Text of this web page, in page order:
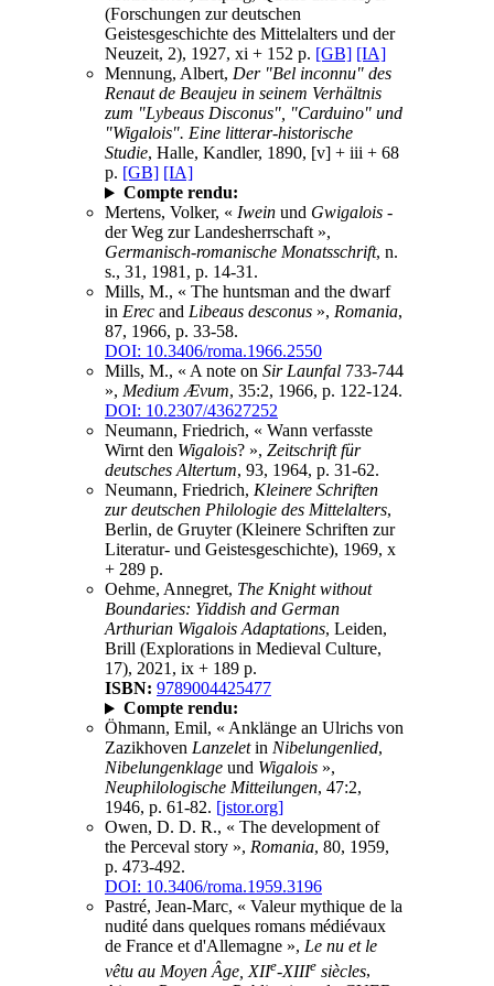
(Forschungen zur deutschen
Geistesgeschichte des Mittelalters und der
Neuzeit, 2), 1927, xi + 152 p. [GB] [IA]
Mennung, Albert, Der "Bel inconnu" des
Renaut de Beaujeu in seinem Verhältnis
zum "Lybeaus Disconus", "Carduino" und
"Wigalois". Eine litterar-historische
Studie, Halle, Kandler, 1890, [v] + iii + 68
p. [GB] [IA]
Compte rendu:
Mertens, Volker, « Iwein und Gwigalois -
der Weg zur Landesherrschaft »,
Germanisch-romanische Monatsschrift, n.
s., 31, 1981, p. 14-31.
Mills, M., « The huntsman and the dwarf
in Erec and Libeaus desconus », Romania,
87, 1966, p. 33-58.
DOI: 10.3406/roma.1966.2550
Mills, M., « A note on Sir Launfal 733-744
», Medium Ævum, 35:2, 1966, p. 122-124.
DOI: 10.2307/43627252
Neumann, Friedrich, « Wann verfasste
Wirnt den Wigalois? », Zeitschrift für
deutsches Altertum, 93, 1964, p. 31-62.
Neumann, Friedrich, Kleinere Schriften
zur deutschen Philologie des Mittelalters,
Berlin, de Gruyter (Kleinere Schriften zur
Literatur- und Geistesgeschichte), 1969, x
+ 289 p.
Oehme, Annegret, The Knight without
Boundaries: Yiddish and German
Arthurian Wigalois Adaptations, Leiden,
Brill (Explorations in Medieval Culture,
17), 2021, ix + 189 p.
ISBN: 9789004425477
Compte rendu:
Öhmann, Emil, « Anklänge an Ulrichs von
Zazikhoven Lanzeletin Nibelungenlied,
Nibelungenklage und Wigalois »,
Neuphilologische Mitteilungen, 47:2,
1946, p. 61-82. [jstor.org]
Owen, D. D. R., « The development of
the Perceval story », Romania, 80, 1959,
p. 473-492.
DOI: 10.3406/roma.1959.3196
Pastré, Jean-Marc, « Valeur mythique de la
nudité dans quelques romans médiévaux
de France et d'Allemagne », Le nu et le
vêtu au Moyen Âge, XIIe-XIIIe siècles,